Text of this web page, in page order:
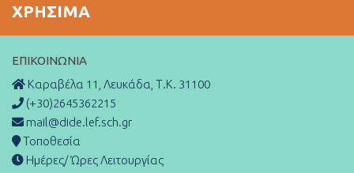
ΧΡΉΣΙΜΑ
ΕΠΙΚΟΙΝΩΝΊΑ
Καραβέλα 11, Λευκάδα, Τ.Κ. 31100
(+30)2645362215
mail@dide.lef.sch.gr
Τοποθεσία
Ημέρες/ Ώρες Λειτουργίας